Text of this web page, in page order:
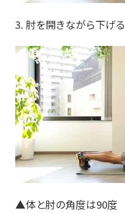
3. 肘を開きながら下げる
▲体と肘の角度は90度